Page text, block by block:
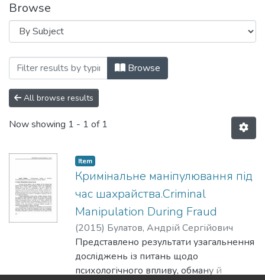
Browse
Browsing Психологія оперативно-
Browse
All browse results
Now showing 1 - 1 of 1
Item
Кримінальне маніпулювання під
час шахрайства.Criminal
Manipulation During Fraud
(2015) Булатов, Андрій Сергійович
Представлено результати узагальнення
досліджень із питань щодо
психологічного впливу, обману й